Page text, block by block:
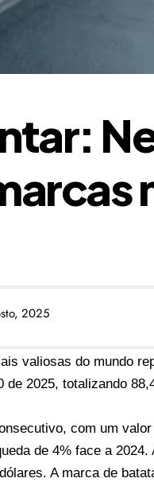
2025
valiosas do mundo
de 2025, totalizando
com um
de 4% face a
A marca de